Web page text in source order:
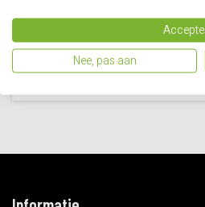
Bestellen
Vergelijk
Nee, pas aan